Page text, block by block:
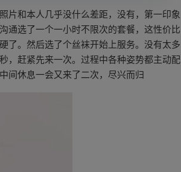
片和本人几乎没什么差距，没有，第一印象
通选了一个一小时不限次的套餐，这性价比
了。然后选了个丝袜开始上服务。没有太多
，赶紧先来一次。过程中各种姿势都主动配
间休息一会又来了二次，尽兴而归